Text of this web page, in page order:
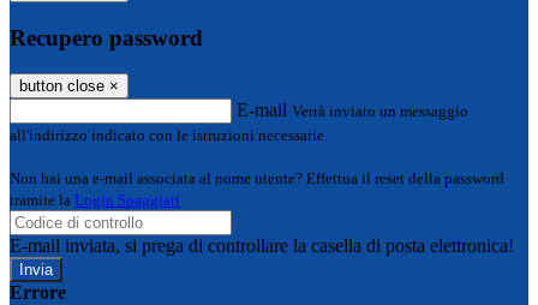
Recupero password
button close ×
E-mail Verrà inviato un messaggio
all'indirizzo indicato con le istruzioni necessarie.
Non hai una e-mail associata al nome utente? Effettua il reset della password
tramite la Login Spaggiari
E-mail inviata, si prega di controllare la casella di posta elettronica!
Errore